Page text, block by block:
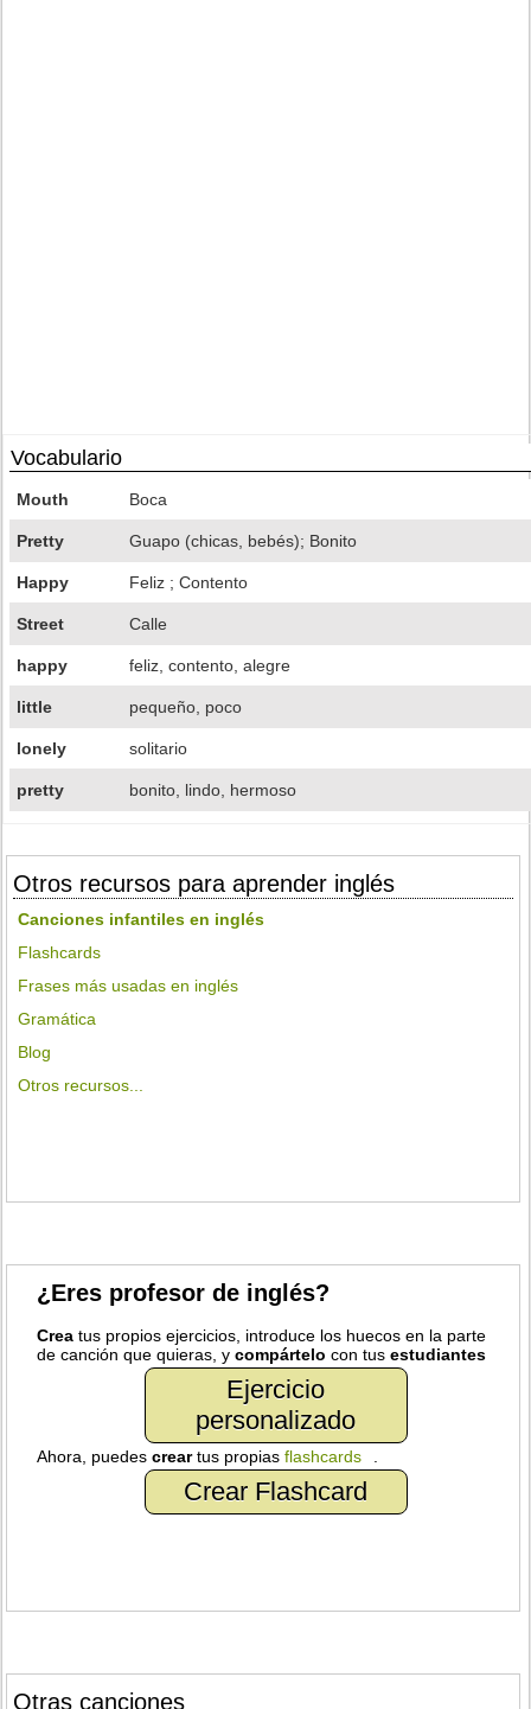
Vocabulario
Mouth Boca
Pretty Guapo (chicas, bebés); Bonito
Happy Feliz ; Contento
Street Calle
happy feliz, contento, alegre
little pequeño, poco
lonely solitario
pretty bonito, lindo, hermoso
Otros recursos para aprender inglés
Canciones infantiles en inglés
Flashcards
Frases más usadas en inglés
Gramática
Blog
Otros recursos...
¿Eres profesor de inglés?
Crea tus propios ejercicios, introduce los huecos en la parte
de canción que quieras, ycompártelo con tusestudiantes
Ejercicio
personalizado
Ahora, puedescreartus propiasflashcards
Crear Flashcard
Otras canciones